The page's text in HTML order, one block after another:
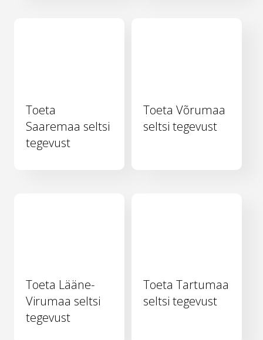
Toeta
Saaremaa seltsi
tegevust
Toeta Võrumaa
seltsi tegevust
Toeta Lääne-
Virumaa seltsi
tegevust
Toeta Tartumaa
seltsi tegevust